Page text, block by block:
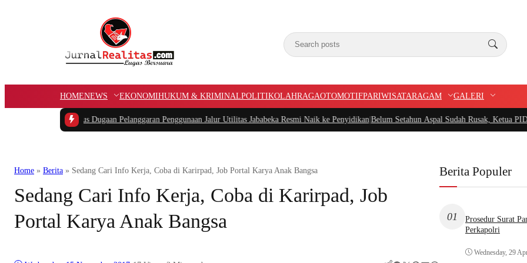
HOMENEWS EKONOMIHUKUM & KRIMINALPOLITIKOLAHRAGAOTOMOTIFPARIWISATARAGAM GALERI
Kasus Dugaan Pelanggaran Penggunaan Jalur Utilitas Jababeka Resmi Naik ke Penyidikan|Belum Setahun Aspal Sudah Rusak, Ketua PIDAR Papua
Home » Berita » Sedang Cari Info Kerja, Coba di Karirpad, Job Portal Karya Anak Bangsa
Sedang Cari Info Kerja, Coba di Karirpad, Job
Portal Karya Anak Bangsa
Berita Populer
01
Prosedur Surat
Perkapolri
Wednesday, 29